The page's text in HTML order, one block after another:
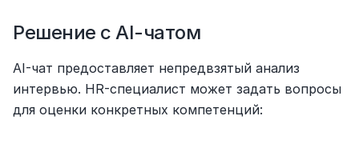
Решение с AI-чатом
AI-чат предоставляет непредвзятый анализ
интервью. HR-специалист может задать вопросы
для оценки конкретных компетенций: